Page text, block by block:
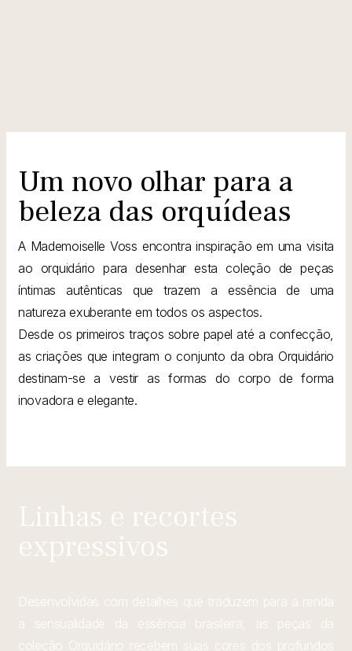
Um novo olhar para a
beleza das orquídeas
A Mademoiselle Voss encontra inspiração em uma visita
ao orquidário para desenhar esta coleção de peças
íntimas autênticas que trazem a essência de uma
natureza exuberante em todos os aspectos.
Desde os primeiros traços sobre papel até a confecção,
as criações que integram o conjunto da obra Orquidário
destinam-se a vestir as formas do corpo de forma
inovadora e elegante.
Linhas e recortes
expressivos
Desenvolvidas com detalhes que traduzem para a renda
a sensualidade da essência brasileira, as peças da
coleção Orquidário recebem suas cores dos profundos